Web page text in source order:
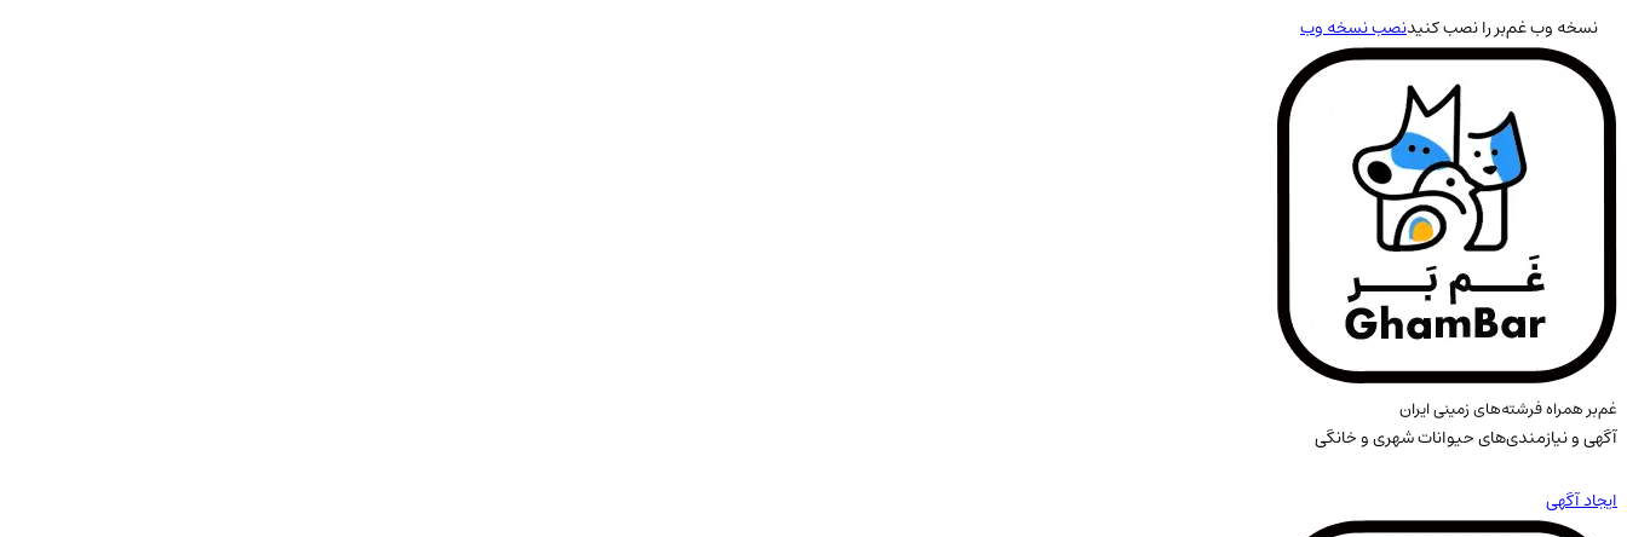
نسخه وب غم‌بر را نصب کنیدنصب نسخه وب
غم‌بر همراه فرشته‌های زمینی ایران
آگهی و نیازمندی‌های حیوانات شهری و خانگی
ایجاد آگهی